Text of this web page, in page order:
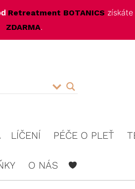
Retreatment BOTANICS získáte
ZDARMA.
LÍČENÍ PÉČE O PLEŤ
O NÁS